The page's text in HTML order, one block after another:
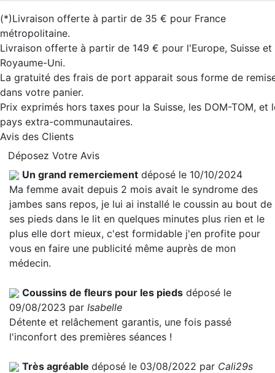
(*)Livraison offerte à partir de 35 € pour France
métropolitaine.
Livraison offerte à partir de 149 € pour l'Europe, Suisse et
Royaume-Uni.
La gratuité des frais de port apparait sous forme de
dans votre panier.
Prix exprimés hors taxes pour la Suisse, les DOM-TOM, et
pays extra-communautaires.
Avis des Clients
Déposez Votre Avis
Un grand remerciement déposé le 10/10/2024
Ma femme avait depuis 2 mois avait le syndrome des
jambes sans repos, je lui ai installé le coussin au bout de
ses pieds dans le lit en quelques minutes plus rien et le
plus elle dort mieux, c'est formidable j'en profite pour
vous en faire une publicité même auprès de mon
médecin.
Coussins de fleurs pour les pieds déposé le
09/08/2023 par Isabelle
Détente et relâchement garantis, une fois passé
l'inconfort des premières séances !
Très agréable déposé le 03/08/2022 par Cali29s